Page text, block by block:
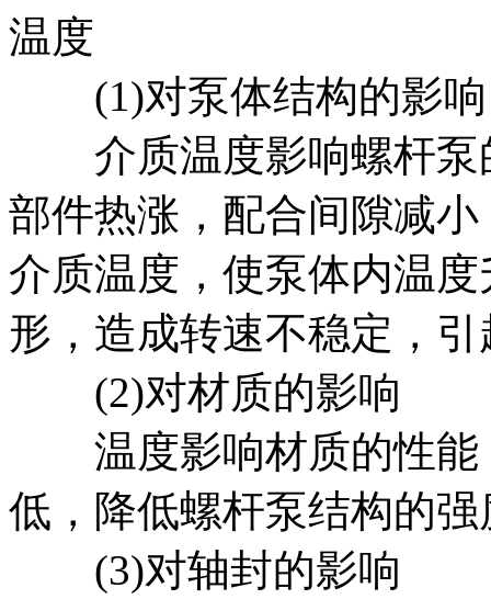
温度
(1)对泵体结构的影响
介质温度影响螺杆泵
部件热涨，配合间隙减
介质温度，使泵体内温
形，造成转速不稳定，
(2)对材质的影响
温度影响材质的性能
低，降低螺杆泵结构的强
(3)对轴封的影响